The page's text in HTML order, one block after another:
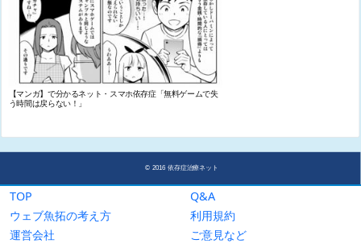
TOP
Q&A
ウェブ魚拓の考え方
利用規約
運営会社
ご意見など